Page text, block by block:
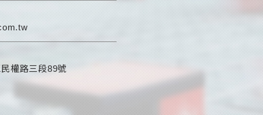
權路三段89號